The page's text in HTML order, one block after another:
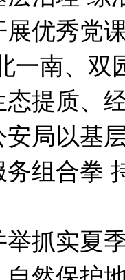
优秀党
一南、双
提质、
局以基
组合拳
抓实夏